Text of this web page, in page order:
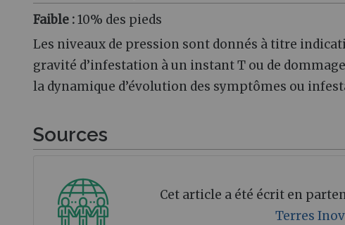
Faible :10% des pieds
Les niveaux de pression sont donnés à titre
gravité d’infestation à un instant T ou de
la dynamique d’évolution des symptômes ou
Sources
Cet article a été écrit en
Terres